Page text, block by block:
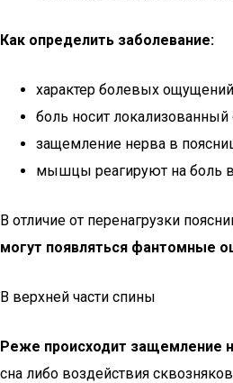
Как определить заболевание:
характер болевых
боль носит локализованный
защемление нерва в
мышцы реагируют на боль в
В отличие от перенагрузки
могут появляться фантомные
В верхней части спины
Реже происходит защемление
сна либо воздействия